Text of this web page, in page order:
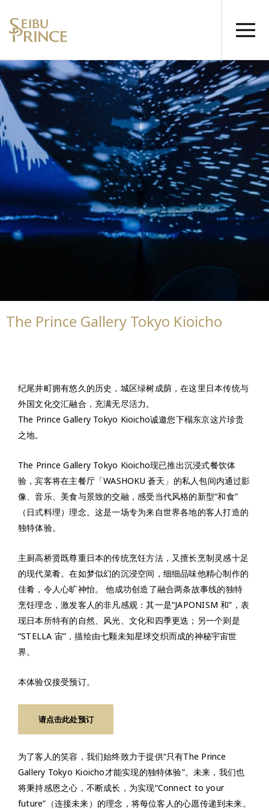
The Prince Gallery Tokyo Kioicho
纪尾井町拥有悠久的历史，城区绿树成荫，在这里日本传统与
外国文化交汇融合，充满无尽活力。
The Prince Gallery Tokyo Kioicho诚邀您下榻东京这片珍贵
之地。
The Prince Gallery Tokyo Kioicho现已推出沉浸式餐饮体
验，宾客将在主餐厅「WASHOKU 蒼天」的私人包间内通过影
像、音乐、美食与景致的交融，感受当代风格的新型“和食”
（日式料理）理念。这是一场专为来自世界各地的客人打造的
独特体验。
主厨高桥贤既尊重日本的传统烹饪方法，又擅长烹制灵感十足
的现代菜肴。在如梦似幻的沉浸空间，细细品味他精心制作的
佳肴，令人心旷神怡。 他成功创造了融合两条故事线的独特
烹饪理念，激发客人的非凡感观：其一是“JAPONISM 和”，表
现日本所特有的自然、风光、文化和四季更迭；另一个则是
“STELLA 宙”，描绘由七颗未知星球交织而成的神秘宇宙世
界。
本体验仅接受预订。
请点击此处预订
为了客人的笑容，我们始终致力于提供“只有The Prince
Gallery Tokyo Kioicho才能实现的独特体验”。未来，我们也
将秉持感恩之心，不断成长，为实现“Connect to your
future”（连接未来）的理念，将每位客人的心愿传递到未来。